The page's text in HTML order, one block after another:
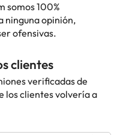
somos 100%
ninguna opinión,
ofensivas.
clientes
verificadas de
los clientes volvería a